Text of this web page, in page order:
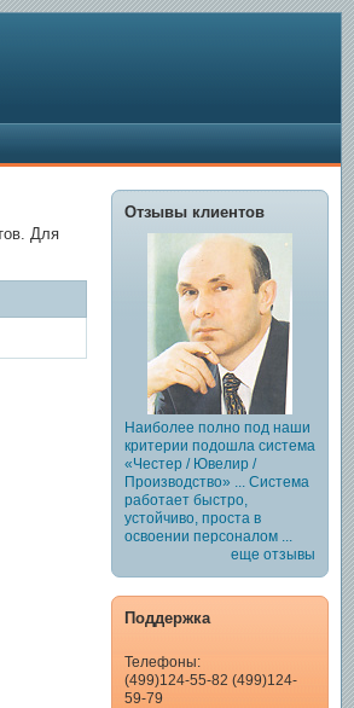
Для
Отзывы клиентов
Наиболее полно под наши
критерии подошла система
«Честер / Ювелир /
Производство» ... Система
работает быстро,
устойчиво, проста в
освоении персоналом ...
еще отзывы
Поддержка
Телефоны:
(499)124-55-82 (499)124-
59-79